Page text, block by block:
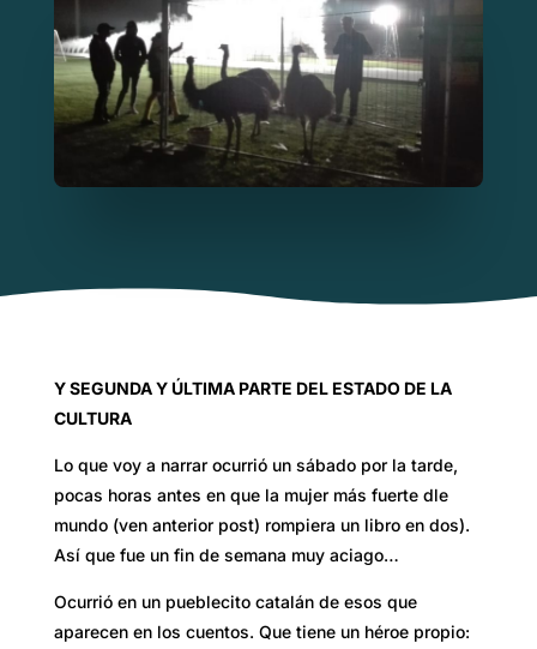
Y SEGUNDA Y ÚLTIMA PARTE DEL ESTADO DE LA
CULTURA
Lo que voy a narrar ocurrió un sábado por la tarde,
pocas horas antes en que la mujer más fuerte dle
mundo (ven anterior post) rompiera un libro en dos).
Así que fue un fin de semana muy aciago…
Ocurrió en un pueblecito catalán de esos que
aparecen en los cuentos. Que tiene un héroe propio: